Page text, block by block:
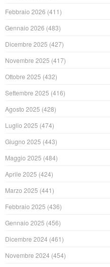
Febbraio 2026 (411)
Gennaio 2026 (483)
Dicembre 2025 (427)
Novembre 2025 (417)
Ottobre 2025 (432)
Settembre 2025 (416)
Agosto 2025 (428)
Luglio 2025 (474)
Giugno 2025 (443)
Maggio 2025 (484)
Aprile 2025 (424)
Marzo 2025 (441)
Febbraio 2025 (436)
Gennaio 2025 (456)
Dicembre 2024 (461)
Novembre 2024 (454)